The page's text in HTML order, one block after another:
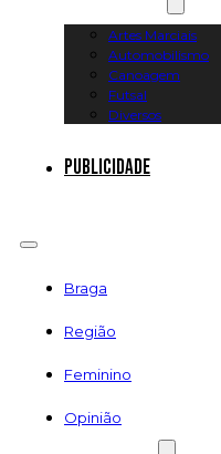
Artes Marciais
Automobilismo
Canoagem
Futsal
Diversos
Publicidade
Braga
Região
Feminino
Opinião